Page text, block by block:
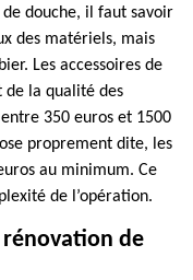
de douche, il faut savoir
des matériels, mais
Les accessoires de
de la qualité des
350 euros et 1500
proprement dite, les
au minimum. Ce
de l’opération.
rénovation de